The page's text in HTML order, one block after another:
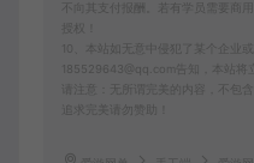
不向其支付报酬。若有学员需要商
10、本站如无意中侵犯了某个企业
185529643@qq.com告知，本站将
请注意：无所谓完美的内容，不包
追求完美请勿赞助！